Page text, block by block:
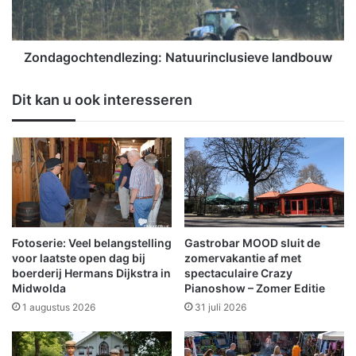
t
k
g
t
v
o
r
m
n
v
o
o
r
m
l
o
c
h
d
l
e
z
g
:
N
a
t
u
u
Zondagochtendlezing: Natuurinclusieve landbouw
Dit kan u ook interesseren
Fotoserie: Veel belangstelling
voor laatste open dag bij
boerderij Hermans Dijkstra in
Midwolda
1 augustus 2026
Gastrobar MOOD sluit de
zomervakantie af met
spectaculaire Crazy
Pianoshow – Zomer Editie
31 juli 2026